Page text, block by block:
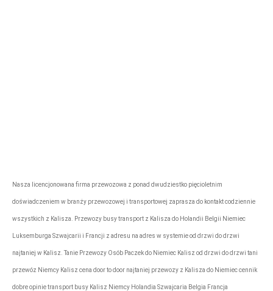
Nasza licencjonowana firma przewozowa z ponad dwudziestko pięcioletnim
doświadczeniem w branży przewozowej i transportowej zaprasza do kontakt codziennie
wszystkich z Kalisza. Przewozy busy transport z Kalisza do Holandii Belgii Niemiec
Luksemburga Szwajcarii i Francji z adresu na adres w systemie od drzwi do drzwi
najtaniej w Kalisz. Tanie Przewozy Osób Paczek do Niemiec Kalisz od drzwi do drzwi tani
przewóz Niemcy Kalisz cena door to door najtaniej przewozy z Kalisza do Niemiec cennik
dobre opinie transport busy Kalisz Niemcy Holandia Szwajcaria Belgia Francja